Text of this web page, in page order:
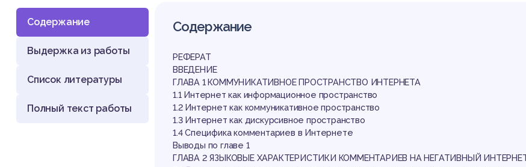
Содержание
Выдержка из работы
Список литературы
Полный текст работы
Содержание
РЕФЕРАТ
ВВЕДЕНИЕ
ГЛАВА 1 КОММУНИКАТИВНОЕ ПРОСТРАНСТВО ИНТЕРНЕТА
1.1 Интернет как информационное пространство
1.2 Интернет как коммуникативное пространство
1.3 Интернет как дискурсивное пространство
1.4 Специфика комментариев в Интернете
Выводы по главе 1
ГЛАВА 2 ЯЗЫКОВЫЕ ХАРАКТЕРИСТИКИ КОММЕНТАРИЕВ НА НЕГАТИВНЫЙ